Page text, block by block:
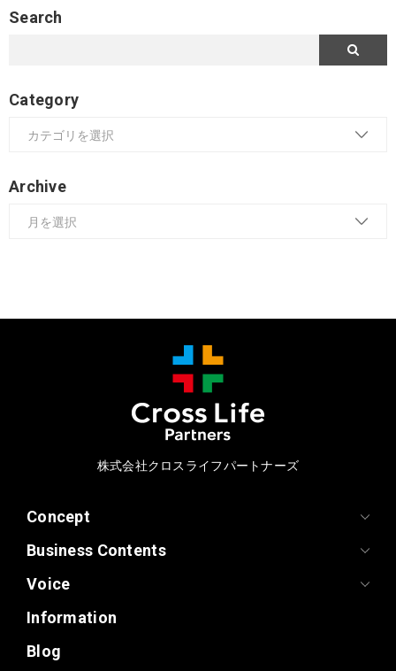
Search
Category
Archive
株式会社クロスライフパートナーズ
Concept
Business Contents
Voice
Information
Blog